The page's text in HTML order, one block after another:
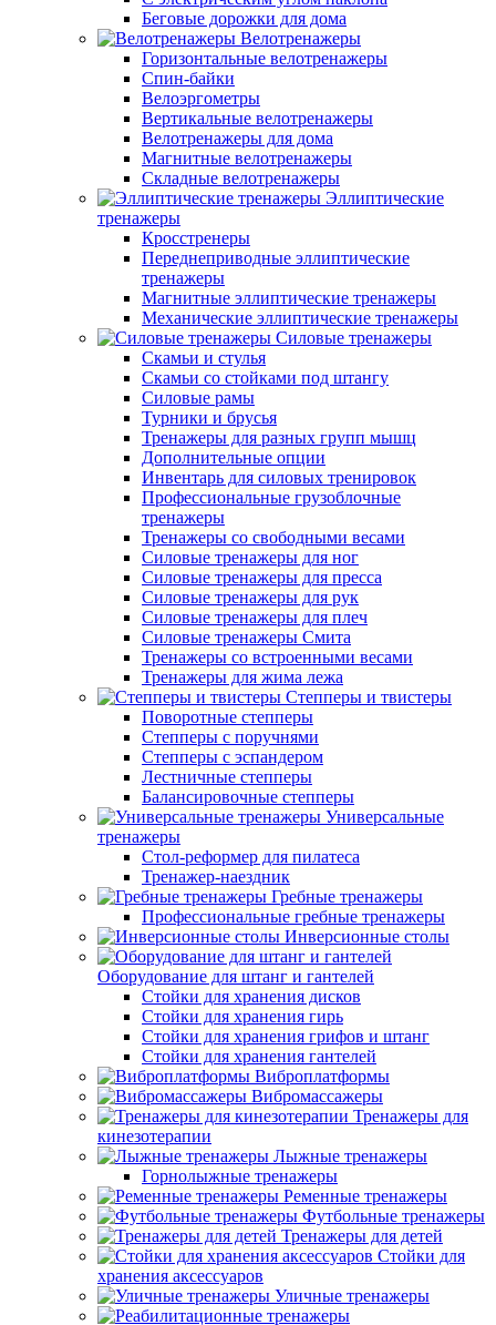
Беговые дорожки для дома
Велотренажеры
Горизонтальные велотренажеры
Спин-байки
Велоэргометры
Вертикальные велотренажеры
Велотренажеры для дома
Магнитные велотренажеры
Складные велотренажеры
Эллиптические
тренажеры
Кросстренеры
Переднеприводные эллиптические
тренажеры
Магнитные эллиптические тренажеры
Механические эллиптические тренажеры
Силовые тренажеры
Скамьи и стулья
Скамьи со стойками под штангу
Силовые рамы
Турники и брусья
Тренажеры для разных групп мышц
Дополнительные опции
Инвентарь для силовых тренировок
Профессиональные грузоблочные
тренажеры
Тренажеры со свободными весами
Силовые тренажеры для ног
Силовые тренажеры для пресса
Силовые тренажеры для рук
Силовые тренажеры для плеч
Силовые тренажеры Смита
Тренажеры со встроенными весами
Тренажеры для жима лежа
Степперы и твистеры
Поворотные степперы
Степперы с поручнями
Степперы с эспандером
Лестничные степперы
Балансировочные степперы
Универсальные
тренажеры
Стол-реформер для пилатеса
Тренажер-наездник
Гребные тренажеры
Профессиональные гребные тренажеры
Инверсионные столы
Оборудование для штанг и гантелей
Стойки для хранения дисков
Стойки для хранения гирь
Стойки для хранения грифов и штанг
Стойки для хранения гантелей
Виброплатформы
Вибромассажеры
Тренажеры для
кинезотерапии
Лыжные тренажеры
Горнолыжные тренажеры
Ременные тренажеры
Футбольные тренажеры
Тренажеры для детей
Стойки для
хранения аксессуаров
Уличные тренажеры